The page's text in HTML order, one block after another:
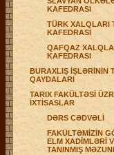
KAFEDRASI
TÜRK XALQLARI
KAFEDRASI
QAFQAZ
KAFEDRASI
BURAXLIŞ İŞLƏRİNİN
QAYDALARI
TARIX FAKÜLTƏSİ
İXTİSASLAR
DƏRS CƏDVƏLİ
FAKÜLTƏMİZİN
ELM XADİMLƏRİ
TANINMIŞ